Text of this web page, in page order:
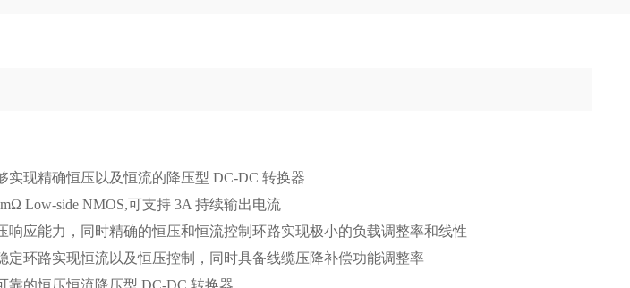
实现精确恒压以及恒流的降压型 DC-DC 转换器
Low-side NMOS,可支持 3A 持续输出电流
响应能力，同时精确的恒压和恒流控制环路实现极小的负载调整率和线性
定环路实现恒流以及恒压控制，同时具备线缆压降补偿功能调整率